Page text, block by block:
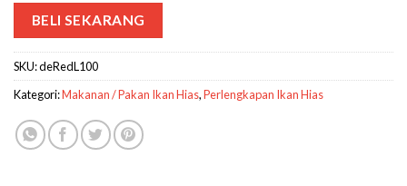
BELI SEKARANG
SKU:deRedL100
Kategori:Makanan / Pakan Ikan Hias,Perlengkapan Ikan Hias